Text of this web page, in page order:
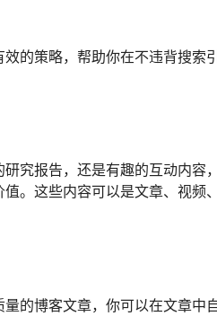
的策略，帮助你在不违背搜索
究报告，还是有趣的互动内容
。这些内容可以是文章、视频
的博客文章，你可以在文章中